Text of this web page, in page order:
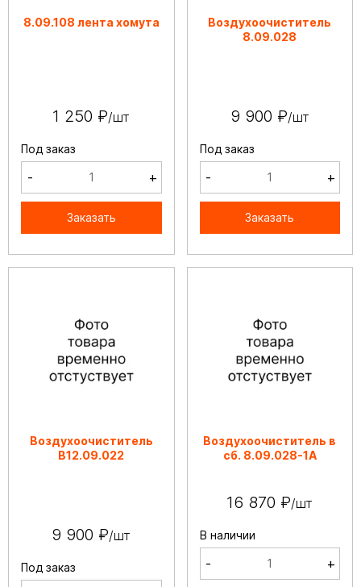
8.09.108 лента хомута
1 250 ₽/шт
Под заказ
- +
Заказать
Воздухоочиститель
8.09.028
9 900 ₽/шт
Под заказ
- +
Заказать
Воздухоочиститель
В12.09.022
9 900 ₽/шт
Под заказ
Воздухоочиститель в
сб. 8.09.028-1А
16 870 ₽/шт
В наличии
- +